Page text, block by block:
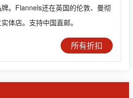
。Flannels还在英国的伦敦、曼彻
体店。支持中国直邮。
所有折扣